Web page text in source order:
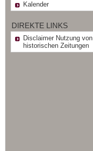
Kalender
DIREKTE LINKS
Disclaimer Nutzung von
historischen Zeitungen